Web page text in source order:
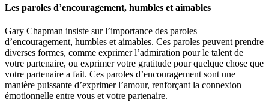
Les paroles d’encouragement, humbles et aimables
Gary Chapman insiste sur l’importance des paroles
d’encouragement, humbles et aimables. Ces paroles peuvent prendre
diverses formes, comme exprimer l’admiration pour le talent de
votre partenaire, ou exprimer votre gratitude pour quelque chose que
votre partenaire a fait. Ces paroles d’encouragement sont une
manière puissante d’exprimer l’amour, renforçant la connexion
émotionnelle entre vous et votre partenaire.